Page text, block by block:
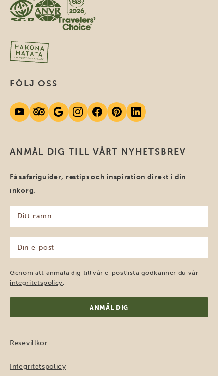
ANMÄL DIG TILL VÅRT NYHETSBREV
Få safariguider, restips och inspiration direkt i din
inkorg.
namn
(Obligatoriskt)
post
(Obligatoriskt)
Genom att anmäla dig till vår e-postlista godkänner du vår
integritetspolicy
FÖLJ OSS
Resevillkor
Integritetspolicy